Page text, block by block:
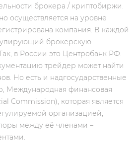
брокера / криптобиржи.
осуществляется на уровне
компания. В каждой
брокерскую
в России это Центробанк РФ.
трейдер может найти
Но есть и надгосударственные
Международная финансовая
Commission), которая является
организацией,
между её членами –